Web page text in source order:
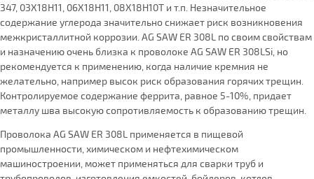
347, 03Х18Н11, 06Х18Н11, 08Х18Н10Т и т.п. Незначительное
содержание углерода значительно снижает риск возникновения
межкристаллитной коррозии. AG SAW ER 308L по своим свойствам
и назначению очень близка к проволоке AG SAW ER 308LSi, но
рекомендуется к применению, когда наличие кремния не
желательно, например высок риск образования горячих трещин.
Контролируемое содержание феррита, равное 5-10%, придает
металлу шва высокую сопротивляемость к образованию трещин.
Проволока AG SAW ER 308L применяется в пищевой
промышленности, химическом и нефтехимическом
машиностроении, может применяться для сварки труб и